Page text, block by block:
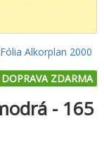
Fólia Alkorplan 2000
DOPRAVA ZDARMA
- 165